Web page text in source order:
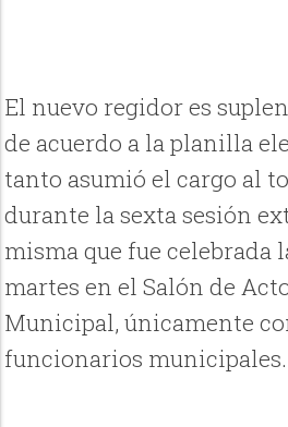
El nuevo regidor es
de acuerdo a la planilla
tanto asumió el cargo al
durante la sexta sesión
misma que fue celebrada
martes en el Salón de
Municipal, únicamente
funcionarios municipales.